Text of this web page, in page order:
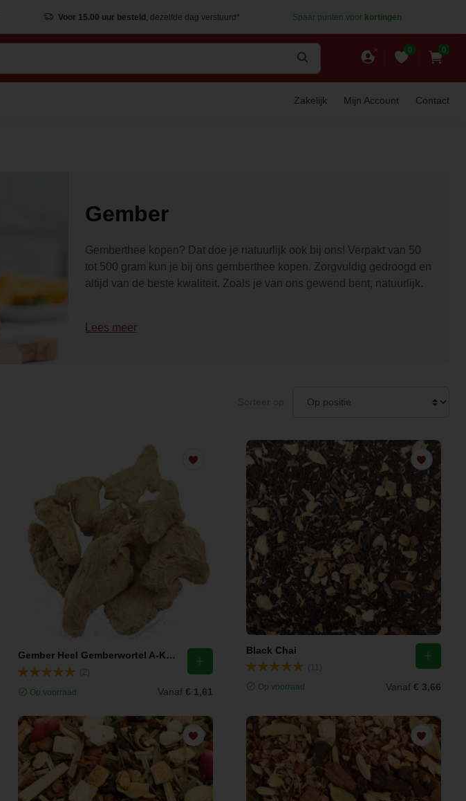
Voor 15.00 uur besteld , dezelfde dag verstuurd* Spaar punten voor kortingen
0 0
Zakelijk Mijn Account Contact
Gember
Gemberthee kopen? Dat doe je natuurlijk ook bij ons! Verpakt van 50
tot 500 gram kun je bij ons gemberthee kopen. Zorgvuldig gedroogd en
altijd van de beste kwaliteit. Zoals je van ons gewend bent, natuurlijk.
Lees meer
Gember Heel Gemberwortel A-Kwaliteit
Op voorraad Vanaf € 1,61
Black Chai
Op voorraad Vanaf € 3,66